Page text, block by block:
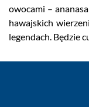
owocami –
hawajskich
legendach. Będzie